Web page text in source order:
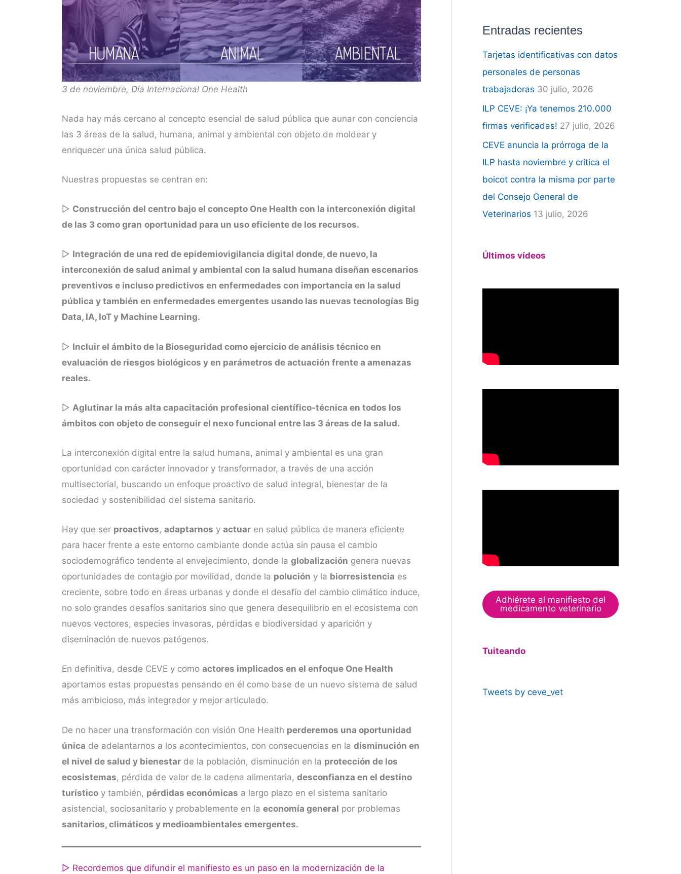
3 de noviembre, Día Internacional One Health
Nada hay más cercano al concepto esencial de salud pública que aunar con conciencia
las 3 áreas de la salud, humana, animal y ambiental con objeto de moldear y
enriquecer una única salud pública.
Nuestras propuestas se centran en:
▷ Construcción del centro bajo el concepto One Health con la interconexión digital
de las 3 como gran oportunidad para un uso eficiente de los recursos.
▷ Integración de una red de epidemiovigilancia digital donde, de nuevo, la
interconexión de salud animal y ambiental con la salud humana diseñan escenarios
preventivos e incluso predictivos en enfermedades con importancia en la salud
pública y también en enfermedades emergentes usando las nuevas tecnologías Big
Data, IA, IoT y Machine Learning.
▷ Incluir el ámbito de la Bioseguridad como ejercicio de análisis técnico en
evaluación de riesgos biológicos y en parámetros de actuación frente a amenazas
reales.
▷ Aglutinar la más alta capacitación profesional científico-técnica en todos los
ámbitos con objeto de conseguir el nexo funcional entre las 3 áreas de la salud.
La interconexión digital entre la salud humana, animal y ambiental es una gran
oportunidad con carácter innovador y transformador, a través de una acción
multisectorial, buscando un enfoque proactivo de salud integral, bienestar de la
sociedad y sostenibilidad del sistema sanitario.
Hay que ser proactivos, adaptarnos y actuar en salud pública de manera eficiente
para hacer frente a este entorno cambiante donde actúa sin pausa el cambio
sociodemográfico tendente al envejecimiento, donde la globalización genera nuevas
oportunidades de contagio por movilidad, donde la polución y la biorresistencia es
creciente, sobre todo en áreas urbanas y donde el desafío del cambio climático induce,
no solo grandes desafíos sanitarios sino que genera desequilibrio en el ecosistema con
nuevos vectores, especies invasoras, pérdidas e biodiversidad y aparición y
diseminación de nuevos patógenos.
En definitiva, desde CEVE y como actores implicados en el enfoque One Health
aportamos estas propuestas pensando en él como base de un nuevo sistema de salud
más ambicioso, más integrador y mejor articulado.
De no hacer una transformación con visión One Health perderemos una oportunidad
única de adelantarnos a los acontecimientos, con consecuencias en la disminución en
el nivel de salud y bienestar de la población, disminución en la protección de los
ecosistemas, pérdida de valor de la cadena alimentaria, desconfianza en el destino
turístico y también, pérdidas económicas a largo plazo en el sistema sanitario
asistencial, sociosanitario y probablemente en la economía general por problemas
sanitarios, climáticos y medioambientales emergentes.
▷ Recordemos que difundir el manifiesto es un paso en la modernización de la
c
a
r
p
o
r
Entradas recientes
Tarjetas identificativas con datos
personales de personas
trabajadoras 30 julio, 2026
ILP CEVE: ¡Ya tenemos 210.000
firmas verificadas! 27 julio, 2026
CEVE anuncia la prórroga de la
ILP hasta noviembre y critica el
boicot contra la misma por parte
del Consejo General de
Veterinarios 13 julio, 2026
Últimos vídeos
Adhiérete al manifiesto del
medicamento veterinario
Tuiteando
Tweets by ceve_vet